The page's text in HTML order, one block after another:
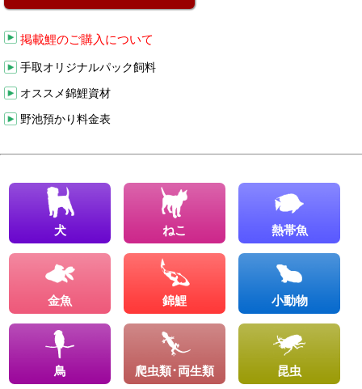
掲載鯉のご購入について
手取オリジナルパック飼料
オススメ錦鯉資材
野池預かり料金表
犬 ねこ 熱帯魚
金魚 錦鯉 小動物
鳥 爬虫類･両生類 昆虫